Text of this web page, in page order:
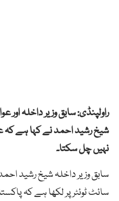
راولپنڈی: سابق وزیر داخلہ
شیخ رشید احمد نے کہا ہے
نہیں چل سکتا۔
سابق وزیر داخلہ شیخ رشید
سائٹ ٹوئٹر پر لکھا ہے کہ